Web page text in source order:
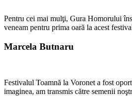
Pentru cei mai mulţi, Gura Homorului
veneam pentru prima oară la acest
Marcela Butnaru
Festivalul Toamnă la Voronet a fost
imaginea, am transmis către semenii